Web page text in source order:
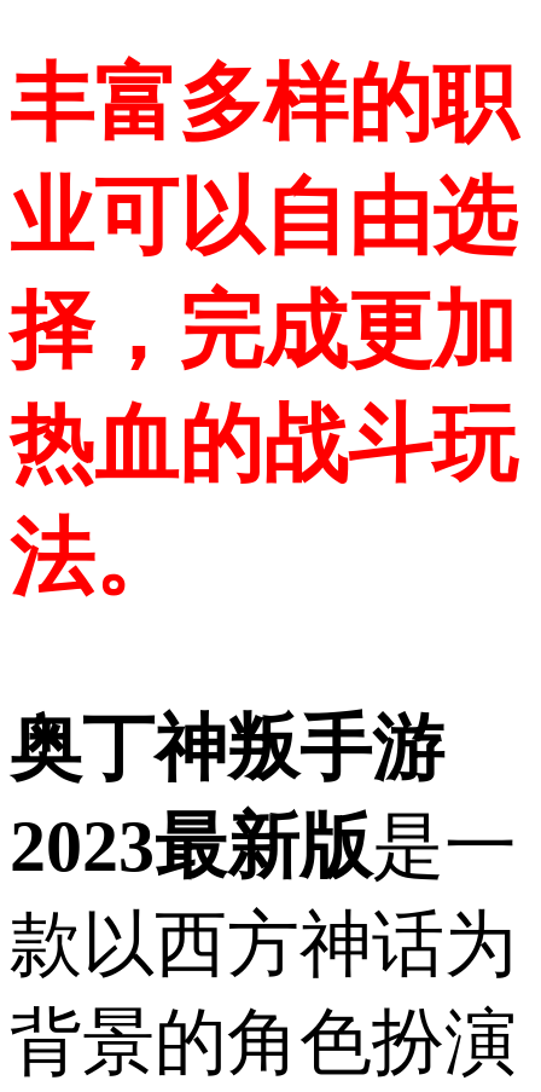
丰富多样的职
业可以自由选
择，完成更加
热血的战斗玩
法。
奥丁神叛手游
2023最新版是一
款以西方神话为
背景的角色扮演